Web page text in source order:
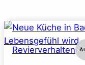
Revierverhalten